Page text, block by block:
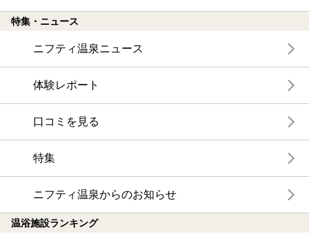
特集・ニュース
ニフティ温泉ニュース
体験レポート
口コミを見る
特集
ニフティ温泉からのお知らせ
温浴施設ランキング